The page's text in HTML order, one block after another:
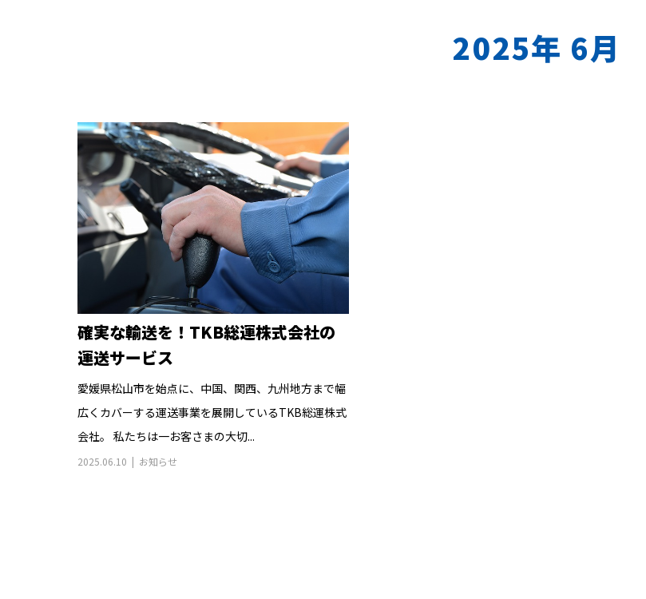
2025年 6月
確実な輸送を！TKB総運株式会社の
運送サービス
愛媛県松山市を始点に、中国、関西、九州地方まで幅
広くカバーする運送事業を展開しているTKB総運株式
会社。 私たちは一お客さまの大切...
2025.06.10 お知らせ